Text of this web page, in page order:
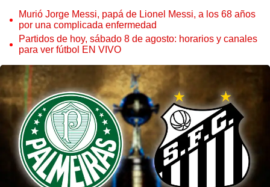
Murió Jorge Messi, papá de Lionel Messi, a los 68 años
por una complicada enfermedad
Partidos de hoy, sábado 8 de agosto: horarios y canales
para ver fútbol EN VIVO